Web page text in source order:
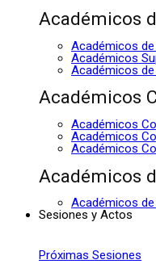
Académicos
Académicos
Académicos
Académicos
Académicos
Académicos
Académicos
Académicos
Académicos
Académicos
Sesiones y Actos
Próximas Sesiones